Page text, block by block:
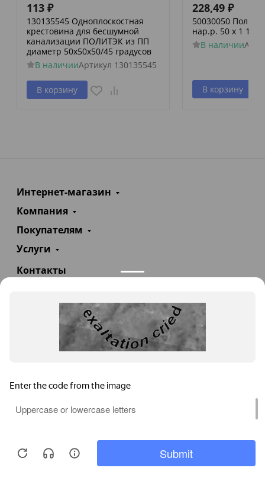
113 ₽
130135545 Одноплоскостная
крестовина для бесшумной
канализации ПОЛИТЭК из ПП
диаметр 50х50х50/45 градусов
В наличииАртикул 130135545
В корзину
228,49 ₽
50030050
нар.р. 50 х 1 1/2
В наличии
В корзину
Интернет-магазин
Компания
Покупателям
Услуги
Контакты
info@teploexpert.com
Пн—Сб 09:00 – 18:00
TeploExpert.com © 2008 - 2026 Оборудование для
систем отопления, водоснабжения, канализации